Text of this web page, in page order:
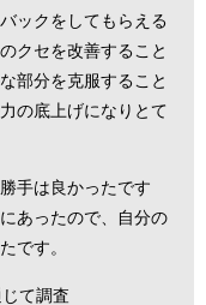
ックをしてもらえる
クセを改善すること
部分を克服すること
の底上げになりとて
手は良かったです
あったので、自分の
です。
て調査